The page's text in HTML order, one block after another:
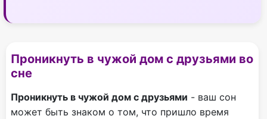
Проникнуть в чужой дом с друзьями во
сне
Проникнуть в чужой дом с друзьями - ваш сон
может быть знаком о том, что пришло время